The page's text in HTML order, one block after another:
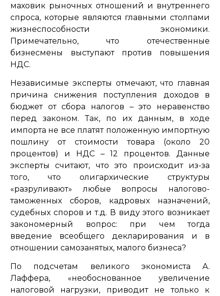
маховик рыночных отношений и внутреннего
спроса, которые являются главными столпами
жизнеспособности экономики.
Примечательно, что отечественные
бизнесмены выступают против повышения
НДС.
Независимые эксперты отмечают, что главная
причина снижения поступления доходов в
бюджет от сбора налогов – это неравенство
перед законом. Так, по их данным, в ходе
импорта не все платят положенную импортную
пошлину от стоимости товара (около 20
процентов) и НДС – 12 процентов. Данные
эксперты считают, что это происходит из-за
того, что олигархические структуры
«разруливают» любые вопросы налогово-
таможенных сборов, кадровых назначений,
судебных споров и т.д. В виду этого возникает
закономерный вопрос: при чем тогда
введение всеобщего декларирования и в
отношении самозанятых, малого бизнеса?
По подсчетам великого экономиста А.
Лаффера, «необоснованное увеличение
налоговой нагрузки, приводит не только к